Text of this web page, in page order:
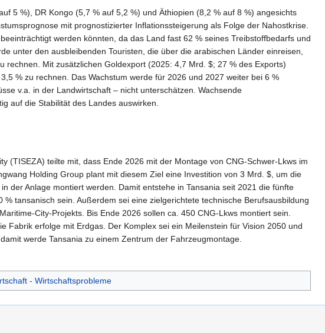
5 %), DR Kongo (5,7 % auf 5,2 %) und Äthiopien (8,2 % auf 8 %) angesichts
mit prognostizierter Inflationssteigerung als Folge der Nahostkrise.
werden könnten, da das Land fast 62 % seines Treibstoffbedarfs und
unter den ausbleibenden Touristen, die über die arabischen Länder einreisen,
Mit zusätzlichen Goldexport (2025: 4,7 Mrd. $; 27 % des Exports)
% zu rechnen. Das Wachstum werde für 2026 und 2027 weiter bei 6 %
v.a. in der Landwirtschaft – nicht unterschätzen. Wachsende
auf die Stabilität des Landes auswirken.
(TISEZA) teilte mit, dass Ende 2026 mit der Montage von CNG-Schwer-Lkws im
Holding Group plant mit diesem Ziel eine Investition von 3 Mrd. $, um die
der Anlage montiert werden. Damit entstehe in Tansania seit 2021 die fünfte
tansanisch sein. Außerdem sei eine zielgerichtete technische Berufsausbildung
City-Projekts. Bis Ende 2026 sollen ca. 450 CNG-Lkws montiert sein.
erfolge mit Erdgas. Der Komplex sei ein Meilenstein für Vision 2050 und
werde Tansania zu einem Zentrum der Fahrzeugmontage.
- Wirtschaftsprobleme